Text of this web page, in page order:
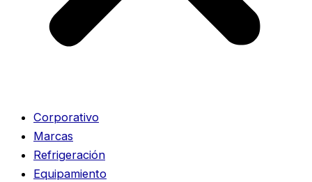
Corporativo
Marcas
Refrigeración
Equipamiento